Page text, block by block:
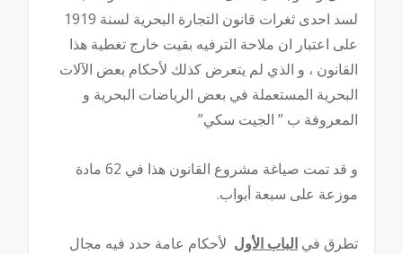
لسد احدى ثغرات قانون التجارة البحرية لسنة 1919
على اعتبار ان ملاحة الترفيه بقيت خارج تغطية هذا
القانون ، و الذي لم يتعرض كذلك لأحكام بعض الآلات
البحرية المستعملة في بعض الرياضات البحرية و
المعروفة ب ” الجيت سكي”
و قد تمت صياغة مشروع القانون هذا في 62 مادة
موزعة على سبعة أبواب.
تطرق في الباب الأول لأحكام عامة حدد فيه مجال